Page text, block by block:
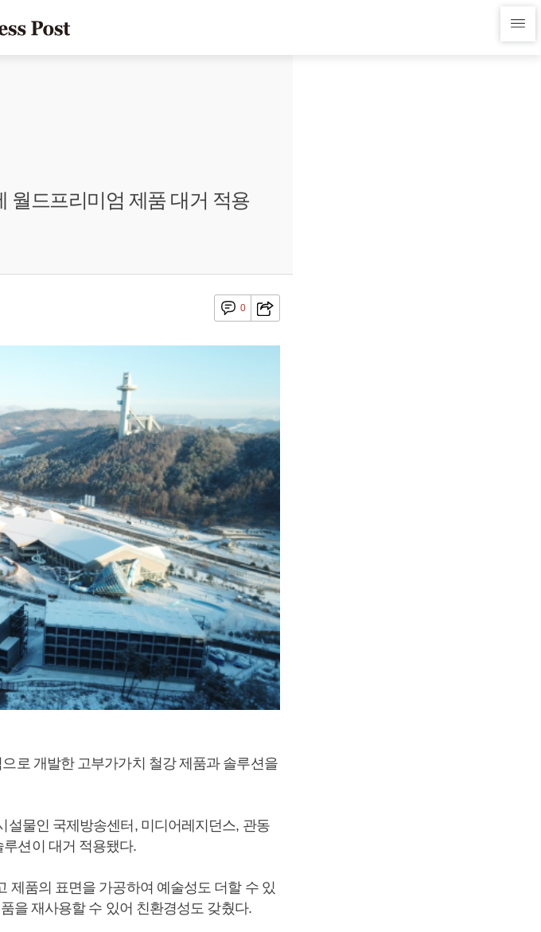
월드프리미엄 제품 대거 적용
0
로 개발한 고부가가치 철강 제품과 솔루션을
설물인 국제방송센터, 미디어레지던스, 관동
션이 대거 적용됐다.
제품의 표면을 가공하여 예술성도 더할 수 있
을 재사용할 수 있어 친환경성도 갖췄다.